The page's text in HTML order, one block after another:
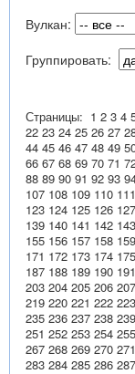
Вулкан:
Группировать:
Страницы: 1 2 3 4
22 23 24 25 26 27
44 45 46 47 48 49
66 67 68 69 70 71
88 89 90 91 92 93
107 108 109 110 111
123 124 125 126 127
139 140 141 142 143
155 156 157 158 159
171 172 173 174 175
187 188 189 190 191
203 204 205 206 207
219 220 221 222 223
235 236 237 238 239
251 252 253 254 255
267 268 269 270 271
283 284 285 286 287